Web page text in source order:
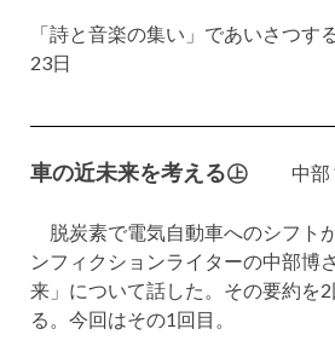
「詩と音楽の集い」であいさつす
23日
車の近未来を考える㊤ 中部
脱炭素で電気自動車へのシフト
ンフィクションライターの中部博
来」について話した。その要約を
る。今回はその1回目。